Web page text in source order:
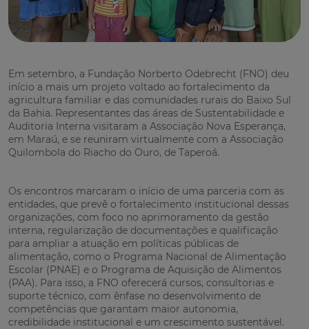
Em setembro, a Fundação Norberto Odebrecht (FNO) deu
início a mais um projeto voltado ao fortalecimento da
agricultura familiar e das comunidades rurais do Baixo Sul
da Bahia. Representantes das áreas de Sustentabilidade e
Auditoria Interna visitaram a Associação Nova Esperança,
em Maraú, e se reuniram virtualmente com a Associação
Quilombola do Riacho do Ouro, de Taperoá.
Os encontros marcaram o início de uma parceria com as
entidades, que prevê o fortalecimento institucional dessas
organizações, com foco no aprimoramento da gestão
interna, regularização de documentações e qualificação
para ampliar a atuação em políticas públicas de
alimentação, como o Programa Nacional de Alimentação
Escolar (PNAE) e o Programa de Aquisição de Alimentos
(PAA). Para isso, a FNO oferecerá cursos, consultorias e
suporte técnico, com ênfase no desenvolvimento de
competências que garantam maior autonomia,
credibilidade institucional e um crescimento sustentável.